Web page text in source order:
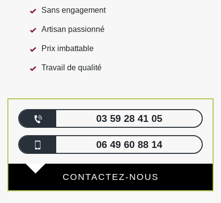
Sans engagement
Artisan passionné
Prix imbattable
Travail de qualité
03 59 28 41 05
06 49 60 88 14
CONTACTEZ-NOUS